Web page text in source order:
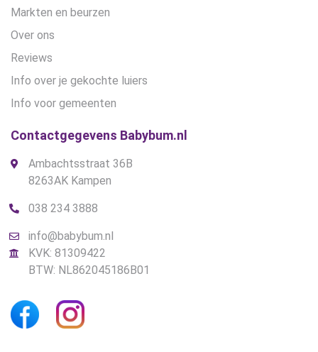
Markten en beurzen
Over ons
Reviews
Info over je gekochte luiers
Info voor gemeenten
Contactgegevens Babybum.nl
Ambachtsstraat 36B
8263AK Kampen
038 234 3888
info@babybum.nl
KVK: 81309422
BTW: NL862045186B01